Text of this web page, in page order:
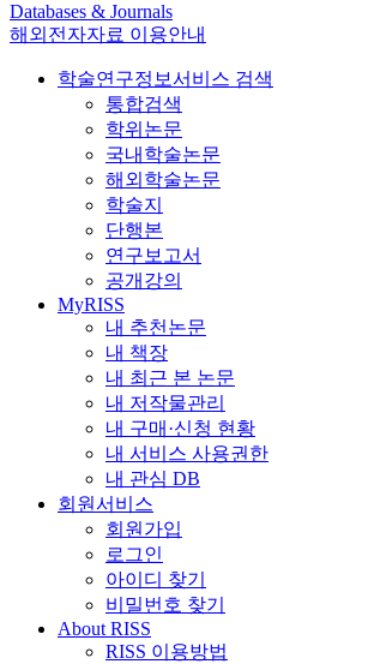
Databases & Journals
해외전자자료 이용안내
학술연구정보서비스 검색
통합검색
학위논문
국내학술논문
해외학술논문
학술지
단행본
연구보고서
공개강의
MyRISS
내 추천논문
내 책장
내 최근 본 논문
내 저작물관리
내 구매·신청 현황
내 서비스 사용권한
내 관심 DB
회원서비스
회원가입
로그인
아이디 찾기
비밀번호 찾기
About RISS
RISS 이용방법